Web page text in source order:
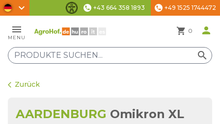
chevron_right
Barrierefreiheit-Einstellungen
phone +43 664 358 1893 phone +49 1525 1744472
menu
MENU
shopping_cart 0 person
search
arrow_back_ios Zurück
AARDENBURG Omikron XL